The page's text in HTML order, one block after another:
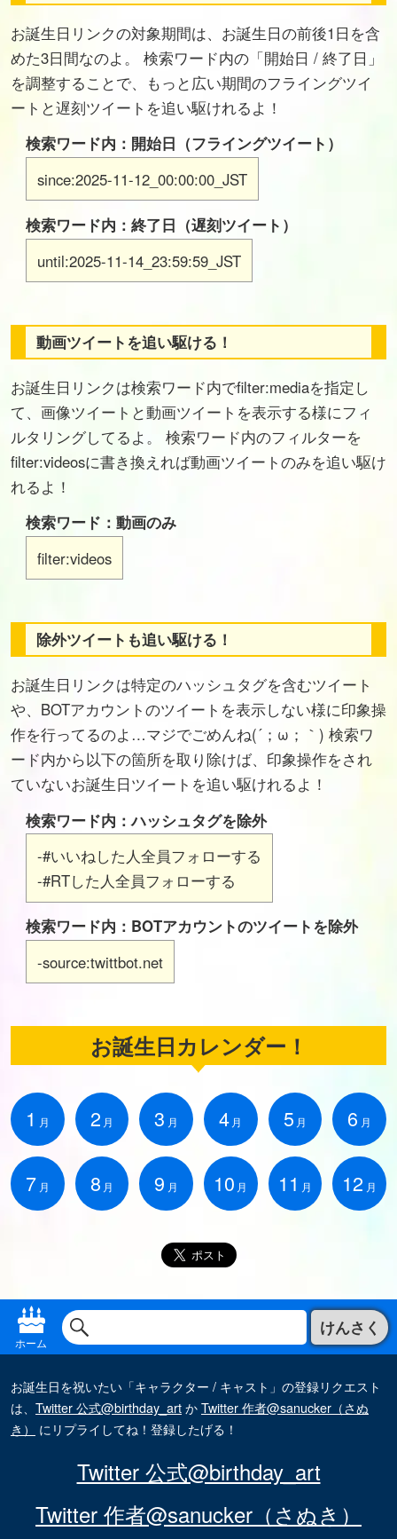
お誕生日リンクの対象期間は、お誕生日の前後1日を含
めた3日間なのよ。 検索ワード内の「開始日 / 終了日」
を調整することで、もっと広い期間のフライングツイ
ートと遅刻ツイートを追い駆けれるよ！
検索ワード内：開始日（フライングツイート）
since:2025-11-12_00:00:00_JST
検索ワード内：終了日（遅刻ツイート）
until:2025-11-14_23:59:59_JST
動画ツイートを追い駆ける！
お誕生日リンクは検索ワード内でfilter:mediaを指定し
て、画像ツイートと動画ツイートを表示する様にフィ
ルタリングしてるよ。 検索ワード内のフィルターを
filter:videosに書き換えれば動画ツイートのみを追い駆け
れるよ！
検索ワード：動画のみ
filter:videos
除外ツイートも追い駆ける！
お誕生日リンクは特定のハッシュタグを含むツイート
や、BOTアカウントのツイートを表示しない様に印象操
作を行ってるのよ…マジでごめんね(´；ω；｀) 検索ワ
ード内から以下の箇所を取り除けば、印象操作をされ
ていないお誕生日ツイートを追い駆けれるよ！
検索ワード内：ハッシュタグを除外
-#いいねした人全員フォローする
-#RTした人全員フォローする
検索ワード内：BOTアカウントのツイートを除外
-source:twittbot.net
お誕生日カレンダー！
1 月 2 月 3 月 4 月 5 月 6 月
7 月 8 月 9 月 10 月 11 月 12 月
ホーム
けんさく
お誕生日を祝いたい「キャラクター / キャスト」の登録リクエスト
は、 Twitter 公式@birthday_artかTwitter 作者@sanucker（さぬ
き）
にリプライしてね！登録したげる！
Twitter 公式@birthday_art
Twitter 作者@sanucker（さぬき）